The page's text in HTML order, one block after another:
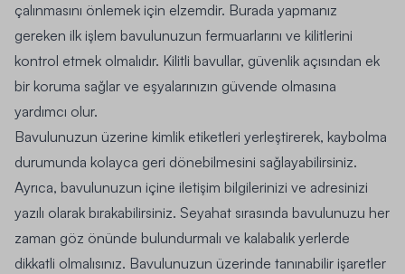
çalınmasını önlemek için elzemdir. Burada yapmanız
gereken ilk işlem bavulunuzun fermuarlarını ve kilitlerini
kontrol etmek olmalıdır. Kilitli bavullar, güvenlik açısından ek
bir koruma sağlar ve eşyalarınızın güvende olmasına
yardımcı olur.
Bavulunuzun üzerine kimlik etiketleri yerleştirerek, kaybolma
durumunda kolayca geri dönebilmesini sağlayabilirsiniz.
Ayrıca, bavulunuzun içine iletişim bilgilerinizi ve adresinizi
yazılı olarak bırakabilirsiniz. Seyahat sırasında bavulunuzu her
zaman göz önünde bulundurmalı ve kalabalık yerlerde
dikkatli olmalısınız. Bavulunuzun üzerinde tanınabilir işaretler